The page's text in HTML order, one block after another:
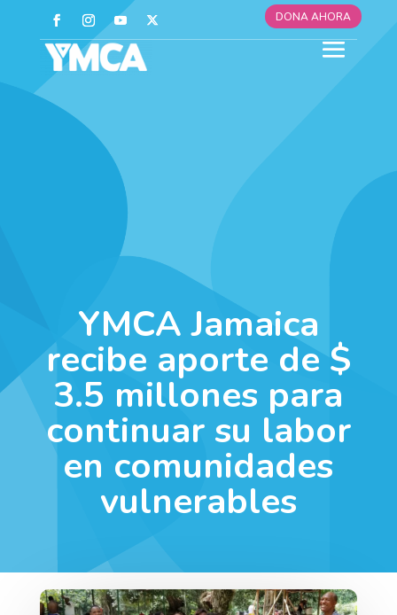
DONA AHORA
YMCA Jamaica
recibe aporte de $
3.5 millones para
continuar su labor
en comunidades
vulnerables